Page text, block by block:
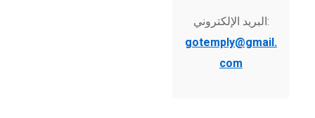
البريد الإلكتروني:
gotemply@gmail.
com